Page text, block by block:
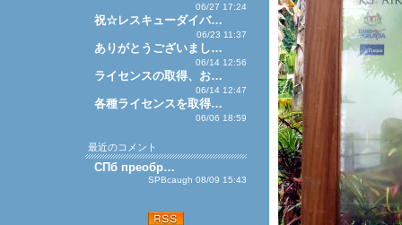
06/27 17:24
祝☆レスキューダイバ…
06/23 11:37
ありがとうございまし…
06/14 12:56
ライセンスの取得、お…
06/14 12:47
各種ライセンスを取得…
06/06 18:59
最近のコメント
СПб преобр…
SPBcaugh 08/09 15:43